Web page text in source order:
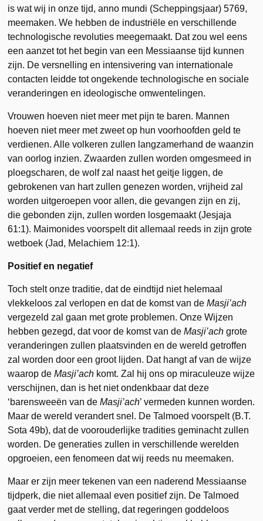
is wat wij in onze tijd, anno mundi (Scheppingsjaar) 5769,
meemaken. We hebben de industriële en verschillende
technologische revoluties meegemaakt. Dat zou wel eens
een aanzet tot het begin van een Messiaanse tijd kunnen
zijn. De versnelling en intensivering van internationale
contacten leidde tot ongekende technologische en sociale
veranderingen en ideologische omwentelingen.
Vrouwen hoeven niet meer met pijn te baren. Mannen
hoeven niet meer met zweet op hun voorhoofden geld te
verdienen. Alle volkeren zullen langzamerhand de waanzin
van oorlog inzien. Zwaarden zullen worden omgesmeed in
ploegscharen, de wolf zal naast het geitje liggen, de
gebrokenen van hart zullen genezen worden, vrijheid zal
worden uitgeroepen voor allen, die gevangen zijn en zij,
die gebonden zijn, zullen worden losgemaakt (Jesjaja
61:1). Maimonides voorspelt dit allemaal reeds in zijn grote
wetboek (Jad, Melachiem 12:1).
Positief en negatief
Toch stelt onze traditie, dat de eindtijd niet helemaal
vlekkeloos zal verlopen en dat de komst van deMasji’ach
vergezeld zal gaan met grote problemen. Onze Wijzen
hebben gezegd, dat voor de komst van deMasji’ach grote
veranderingen zullen plaatsvinden en de wereld getroffen
zal worden door een groot lijden. Dat hangt af van de wijze
waarop deMasji’ach komt. Zal hij ons op miraculeuze wijze
verschijnen, dan is het niet ondenkbaar dat deze
‘barensweeën van deMasji’ach’ vermeden kunnen worden.
Maar de wereld verandert snel. De Talmoed voorspelt (B.T.
Sota 49b), dat de voorouderlijke tradities geminacht zullen
worden. De generaties zullen in verschillende werelden
opgroeien, een fenomeen dat wij reeds nu meemaken.
Maar er zijn meer tekenen van een naderend Messiaanse
tijdperk, die niet allemaal even positief zijn. De Talmoed
gaat verder met de stelling, dat regeringen goddeloos